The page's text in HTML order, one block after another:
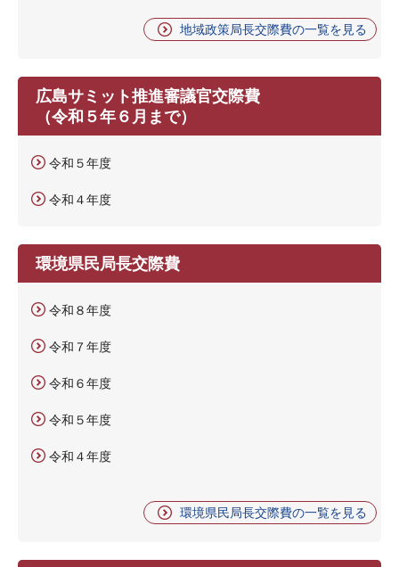
地域政策局長交際費の一覧を見る
広島サミット推進審議官交際費
（令和５年６月まで）
令和５年度
令和４年度
環境県民局長交際費
令和８年度
令和７年度
令和６年度
令和５年度
令和４年度
環境県民局長交際費の一覧を見る